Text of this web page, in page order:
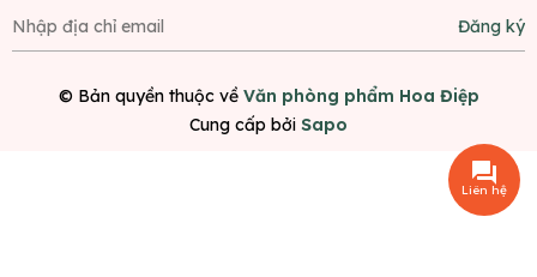
Đăng ký
© Bản quyền thuộc về Văn phòng phẩm Hoa Điệp
Cung cấp bởi Sapo
Liên hệ